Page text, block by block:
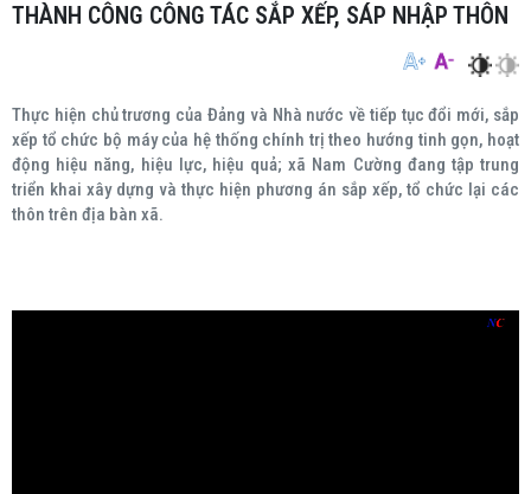
THÀNH CÔNG CÔNG TÁC SẮP XẾP, SÁP NHẬP THÔN
Thực hiện chủ trương của Đảng và Nhà nước về tiếp tục đổi mới, sắp
xếp tổ chức bộ máy của hệ thống chính trị theo hướng tinh gọn, hoạt
động hiệu năng, hiệu lực, hiệu quả; xã Nam Cường đang tập trung
triển khai xây dựng và thực hiện phương án sắp xếp, tổ chức lại các
thôn trên địa bàn xã.